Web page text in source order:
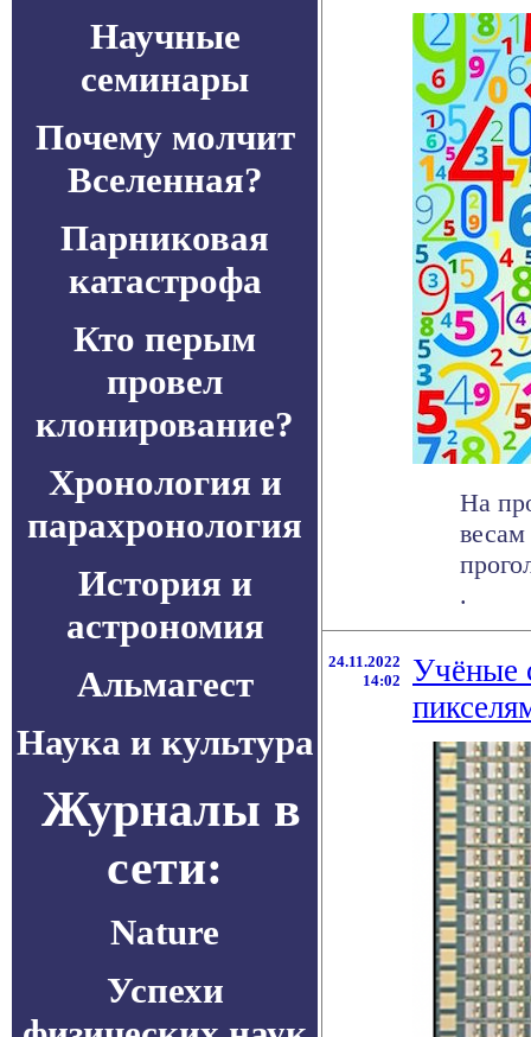
Научные
семинары
Почему молчит
Вселенная?
Парниковая
катастрофа
Кто перым
провел
клонирование?
Хронология и
парахронология
История и
астрономия
Альмагест
Наука и культура
Журналы в
сети:
Nature
Успехи
На
.
24.11.2022
14:02
Учёные